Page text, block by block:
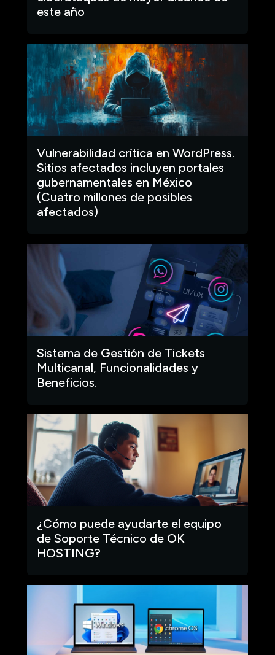
este año
Vulnerabilidad crítica en WordPress.
Sitios afectados incluyen portales
gubernamentales en México
(Cuatro millones de posibles
afectados)
Sistema de Gestión de Tickets
Multicanal, Funcionalidades y
Beneficios.
¿Cómo puede ayudarte el equipo
de Soporte Técnico de OK
HOSTING?